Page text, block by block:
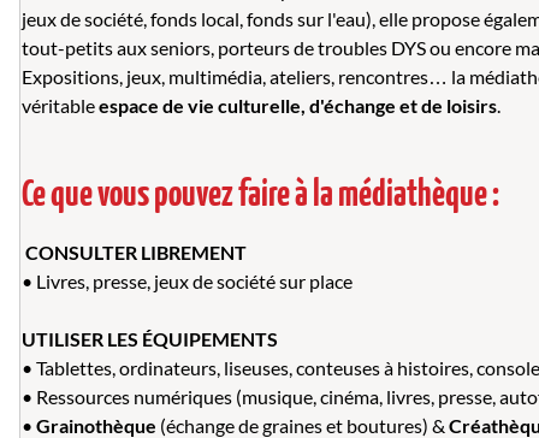
jeux de société, fonds local, fonds sur l'eau), elle propose
tout-petits aux seniors, porteurs de troubles DYS ou encore
Expositions, jeux, multimédia, ateliers, rencontres… la
véritableespace de vie culturelle, d'échange et de loisirs.
Ce que vous pouvez faire à la médiathèque :
CONSULTER LIBREMENT
• Livres, presse, jeux de société sur place
UTILISER LES ÉQUIPEMENTS
• Tablettes, ordinateurs, liseuses, conteuses à histoires,
• Ressources numériques (musique, cinéma, livres, presse,
• Grainothèque (échange de graines et boutures) &